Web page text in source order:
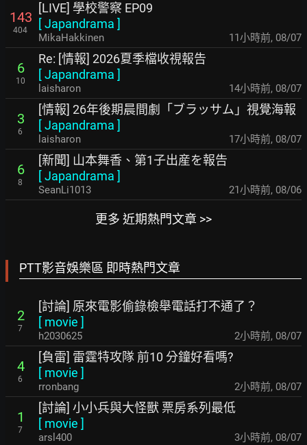
143
404
[LIVE] 學校警察 EP09
[Japandrama ]
MikaHakkinen 11小時前, 08/07
6
10
Re: [情報] 2026夏季檔收視報告
[Japandrama ]
laisharon 14小時前, 08/07
3
6
[情報] 26年後期晨間劇「ブラッサム」視覺海報
[Japandrama ]
laisharon 17小時前, 08/07
6
8
[新聞] 山本舞香、第1子出産を報告
[Japandrama ]
SeanLi1013 21小時前, 08/06
更多 近期熱門文章 >>
PTT影音娛樂區 即時熱門文章
2
7
[討論] 原來電影偷錄檢舉電話打不通了？
[ movie ]
h2030625 2小時前, 08/07
4
6
[負雷] 雷霆特攻隊 前10 分鐘好看嗎?
[ movie ]
rronbang 2小時前, 08/07
1
7
[討論] 小小兵與大怪獸 票房系列最低
[ movie ]
arsl400 3小時前, 08/07